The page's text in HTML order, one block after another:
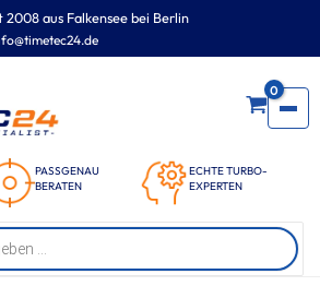
aus Falkensee bei Berlin
PASSGENAU
BERATEN
ECHTE TURBO-
EXPERTEN
0